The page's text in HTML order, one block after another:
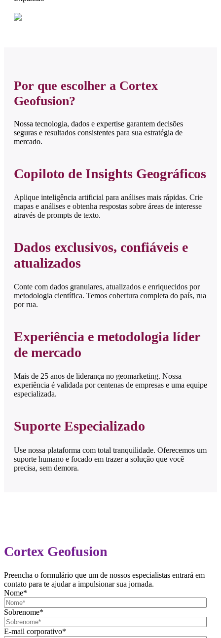
Por que escolher a Cortex
Geofusion?
Nossa tecnologia, dados e expertise garantem decisões
seguras e resultados consistentes para sua estratégia de
mercado.
Copiloto de Insights Geográficos
Aplique inteligência artificial para análises mais rápidas. Crie
mapas e análises e obtenha respostas sobre áreas de interesse
através de prompts de texto.
Dados exclusivos, confiáveis e
atualizados
Conte com dados granulares, atualizados e enriquecidos por
metodologia científica. Temos cobertura completa do país, rua
por rua.
Experiência e metodologia líder
de mercado
Mais de 25 anos de liderança no geomarketing. Nossa
experiência é validada por centenas de empresas e uma equipe
especializada.
Suporte Especializado
Use nossa plataforma com total tranquilidade. Oferecemos um
suporte humano e focado em trazer a solução que você
precisa, sem demora.
Cortex Geofusion
Preencha o formulário que um de nossos especialistas entrará em
contato para te ajudar a impulsionar sua jornada.
Nome*
Sobrenome*
E-mail corporativo*